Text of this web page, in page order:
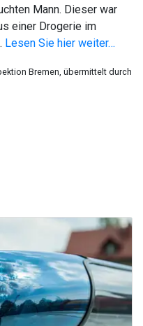
Mann. Dieser war
einer Drogerie im
Lesen Sie hier weiter…
Bremen, übermittelt durch